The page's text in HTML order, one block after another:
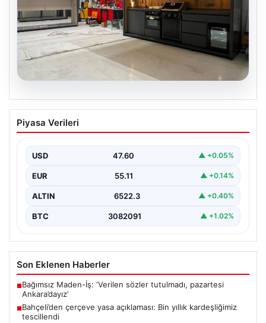
Dış Mekan Yaşam alanlarında Konfor ve
bahçe mutfağı Çözümleri
bölümlerinden biri gelmiştir. Doğayla uyumlu dinlenmek,
Piyasa Verileri
USD 47.60 ▲ +0.05%
EUR 55.11 ▲ +0.14%
ALTIN 6522.3 ▲ +0.40%
BTC 3082091 ▲ +1.02%
Son Eklenen Haberler
■Bağımsız Maden-İş: ‘Verilen sözler tutulmadı, pazartesi
Ankara’dayız’
■Bahçeli’den çerçeve yasa açıklaması: Bin yıllık kardeşliğimiz
tescillendi